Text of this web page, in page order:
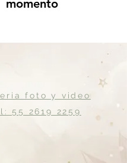
momento
foto y video
55 2619 2259